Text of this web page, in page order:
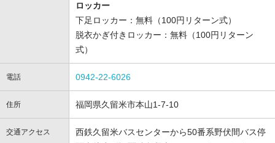
ロッカー
下足ロッカー：無料（100円リターン式）
脱衣かぎ付きロッカー：無料（100円リターン
式）
電話 0942-22-6026
住所 福岡県久留米市本山1-7-10
交通アクセス
西鉄久留米バスセンターから50番系野伏間バス停